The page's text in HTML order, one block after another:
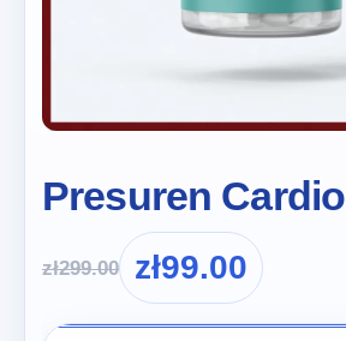
Presuren Cardio
zł299.00 zł99.00